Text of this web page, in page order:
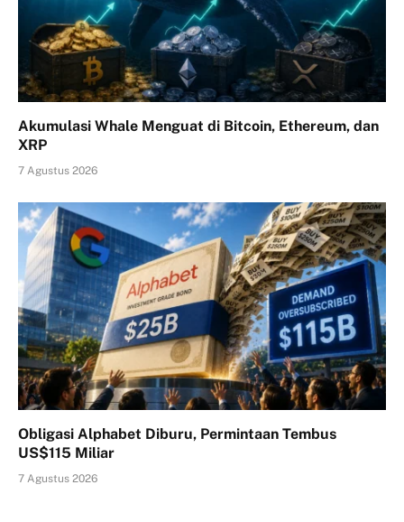
Akumulasi Whale Menguat di Bitcoin, Ethereum, dan
XRP
7 Agustus 2026
Obligasi Alphabet Diburu, Permintaan Tembus
US$115 Miliar
7 Agustus 2026